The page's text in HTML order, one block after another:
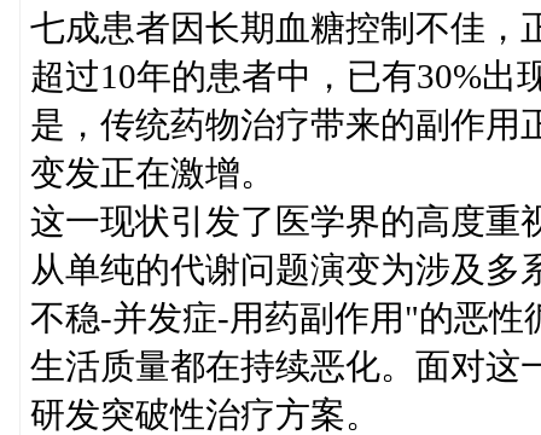
七成患者因长期血糖控制不佳，
超过10年的患者中，已有30%出
是，传统药物治疗带来的副作用
变发正在激增。
这一现状引发了医学界的高度重
从单纯的代谢问题演变为涉及
不稳-并发症-用药副作用"的恶
生活质量都在持续恶化。面对这
研发突破性治疗方案。